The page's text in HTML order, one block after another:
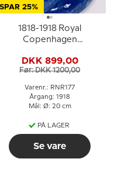
SPAR 25%
1818-1918 Royal
Copenhagen
DKK 899,00
Før: DKK 1200,00
Varenr.: RNR177
Årgang: 1918
Mål: Ø: 20 cm
PÅ LAGER
Se vare